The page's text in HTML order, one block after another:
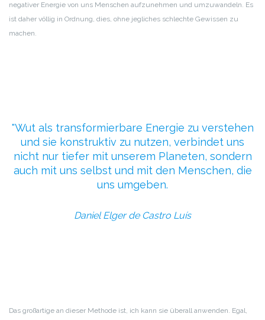
negativer Energie von uns Menschen aufzunehmen und umzuwandeln. Es
ist daher völlig in Ordnung, dies, ohne jegliches schlechte Gewissen zu
machen.
Wut als transformierbare Energie zu verstehen
und sie konstruktiv zu nutzen, verbindet uns
nicht nur tiefer mit unserem Planeten, sondern
auch mit uns selbst und mit den Menschen, die
uns umgeben.
Daniel Elger de Castro Luís
Das großartige an dieser Methode ist, ich kann sie überall anwenden. Egal,